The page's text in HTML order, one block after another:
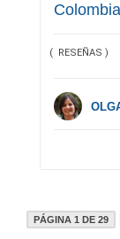
Colombia
( RESEÑAS )
PÁGINA 1 DE 29